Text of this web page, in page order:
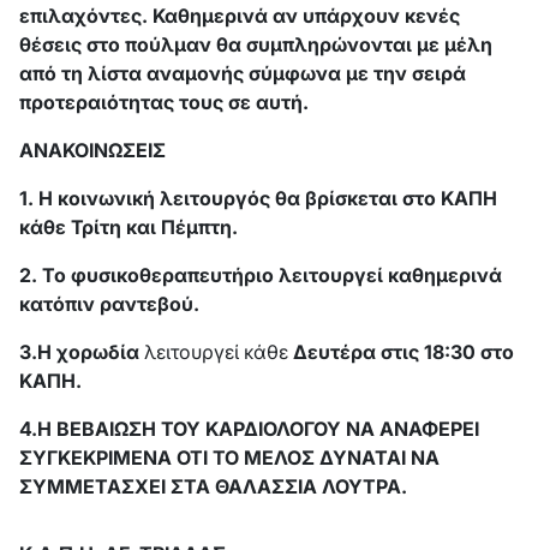
επιλαχόντες. Καθημερινά αν υπάρχουν κενές
θέσεις στο πούλμαν θα συμπληρώνονται με μέλη
από τη λίστα αναμονής σύμφωνα με την σειρά
προτεραιότητας τους σε αυτή.
ΑΝΑΚΟΙΝΩΣΕΙΣ
1. Η κοινωνική λειτουργός θα βρίσκεται στο ΚΑΠΗ
κάθε Τρίτη και Πέμπτη.
2. Το φυσικοθεραπευτήριο λειτουργεί καθημερινά
κατόπιν ραντεβού.
3.Η χορωδία λειτουργεί κάθε Δευτέρα στις 18:30 στο
ΚΑΠΗ.
4.Η ΒΕΒΑΙΩΣΗ ΤΟΥ ΚΑΡΔΙΟΛΟΓΟΥ ΝΑ ΑΝΑΦΕΡΕΙ
ΣΥΓΚΕΚΡΙΜΕΝΑ ΟΤΙ ΤΟ ΜΕΛΟΣ ΔΥΝΑΤΑΙ ΝΑ
ΣΥΜΜΕΤΑΣΧΕΙ ΣΤΑ ΘΑΛΑΣΣΙΑ ΛΟΥΤΡΑ.